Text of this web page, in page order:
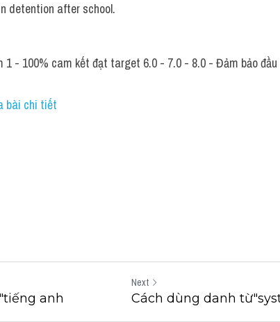
detention after school.
1 - 100% cam kết đạt target 6.0 - 7.0 - 8.0 - Đảm bảo đầu
chi tiết
Next